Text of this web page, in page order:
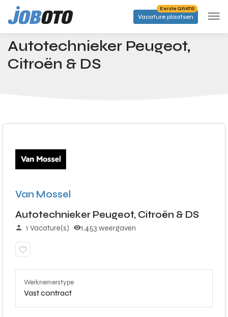
Skip to main content
Vacature plaatsen
Eerste GRATIS
Startpagina Banen Autotechnieker Peugeot, Citroën & DS
Autotechnieker Peugeot,
Citroën & DS
Van Mossel
Autotechnieker Peugeot, Citroën & DS
1 Vacature(s) 1,453 weergaven
Werknemerstype
Vast contract